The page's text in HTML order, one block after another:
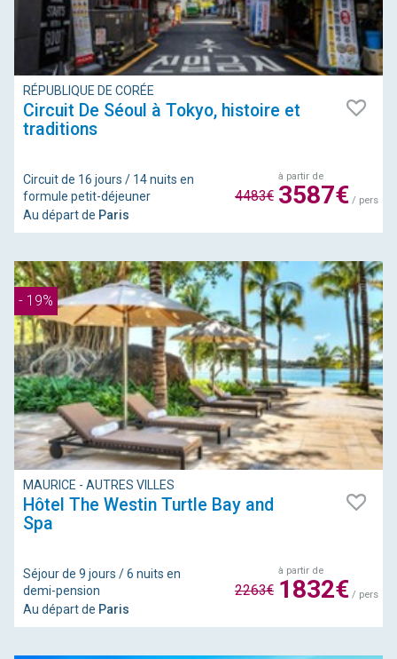
RÉPUBLIQUE DE CORÉE
Circuit De Séoul à Tokyo, histoire et
traditions
Circuit de 16 jours / 14 nuits en
formule petit-déjeuner
Au départ de Paris
à partir de
3587€/ pers
4483€
- 19%
MAURICE - AUTRES VILLES
Hôtel The Westin Turtle Bay and
Spa
Séjour de 9 jours / 6 nuits en
demi-pension
Au départ de Paris
à partir de
1832€/ pers
2263€